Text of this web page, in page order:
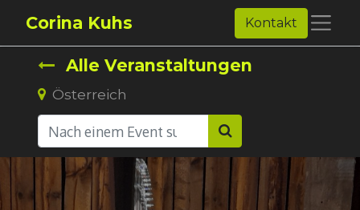
Corina Kuhs Kontakt
Alle Veranstaltungen
Österreich